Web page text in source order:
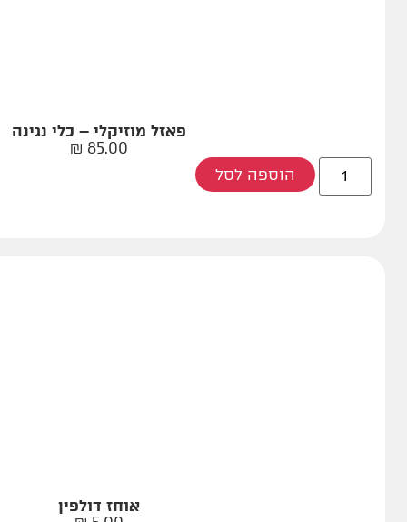
פאזל מוזיקלי – כלי נגינה
85.00
₪
הוספה לסל
אוחז דולפין